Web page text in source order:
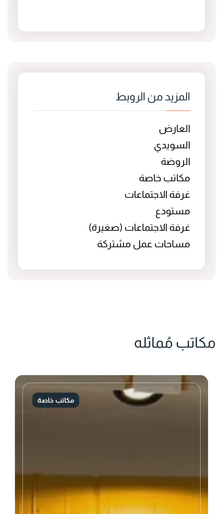
المزيد من الروبط
العارض
السويدي
الروضة
مكاتب خاصة
غرفة الاجتماعات
مستودع
غرفة الاجتماعات (صغيرة)
مساحات عمل مشتركة
مكاتب مُماثله
مكاتب خاصة